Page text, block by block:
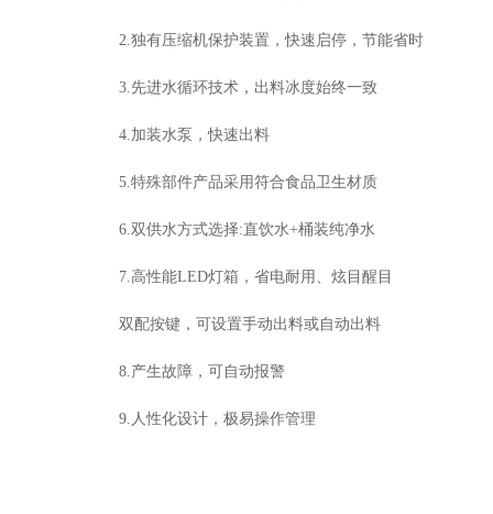
2.独有压缩机保护装置，快速启停，节能省时
3.先进水循环技术，出料冰度始终一致
4.加装水泵，快速出料
5.特殊部件产品采用符合食品卫生材质
6.双供水方式选择:直饮水+桶装纯净水
7.高性能LED灯箱，省电耐用、炫目醒目
双配按键，可设置手动出料或自动出料
8.产生故障，可自动报警
9.人性化设计，极易操作管理